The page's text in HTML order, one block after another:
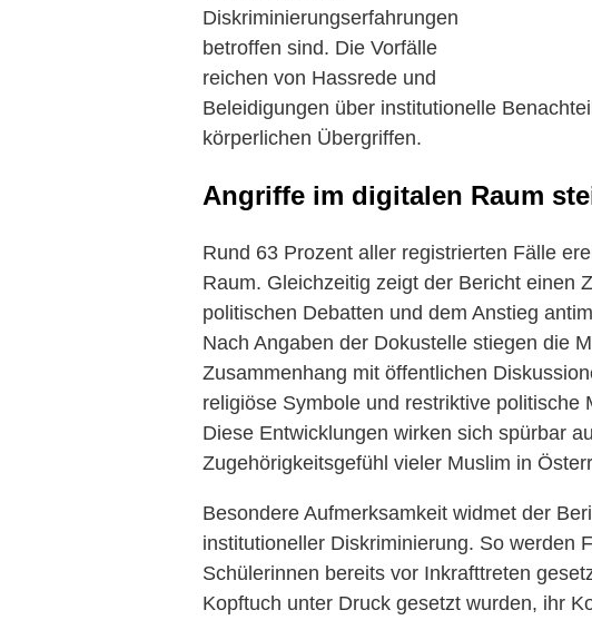
Diskriminierungserfahrungen
betroffen sind. Die Vorfälle
reichen von Hassrede und
Beleidigungen über institutionelle
körperlichen Übergriffen.
Angriffe im digitalen Raum
Rund 63 Prozent aller registrierten Fälle
Raum. Gleichzeitig zeigt der Bericht einen
politischen Debatten und dem Anstieg
Nach Angaben der Dokustelle stiegen die
Zusammenhang mit öffentlichen
religiöse Symbole und restriktive politische
Diese Entwicklungen wirken sich spürbar
Zugehörigkeitsgefühl vieler Muslim in
Besondere Aufmerksamkeit widmet der
institutioneller Diskriminierung. So werden
Schülerinnen bereits vor Inkrafttreten
Kopftuch unter Druck gesetzt wurden, ihr